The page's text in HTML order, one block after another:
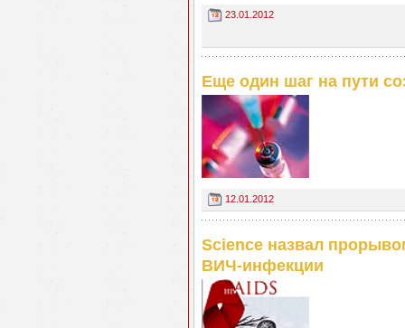
23.01.2012
Еще один шаг на пути
12.01.2012
Science назвал
ВИЧ-инфекции